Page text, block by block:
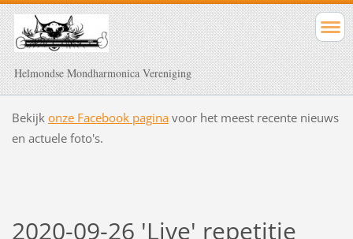
Helmondse Mondharmonica Vereniging
Bekijk onze Facebook paginavoor het meest recente nieuws
en actuele foto's.
2020-09-26 'Live' repetitie